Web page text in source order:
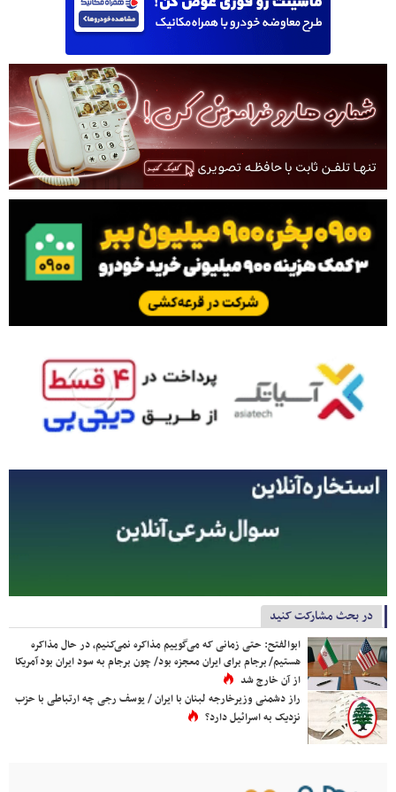
در بحث مشارکت کنید
ابوالفتح: حتی زمانی که می‌گوییم مذاکره نمی‌کنیم، در حال مذاکره
هستیم/ برجام برای ایران معجزه بود/ چون برجام به سود ایران بود آمریکا
از آن خارج شد
راز دشمنی وزیرخارجه لبنان با ایران / یوسف رجی چه ارتباطی با حزب
نزدیک به اسرائیل دارد؟